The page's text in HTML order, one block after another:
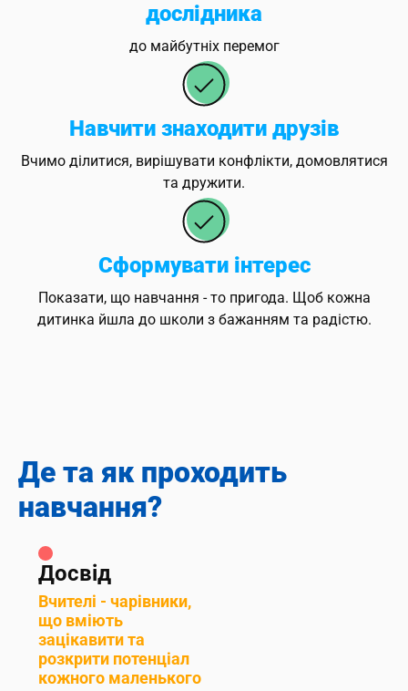
дослідника
до майбутніх перемог
Навчити знаходити друзів
Вчимо ділитися, вирішувати конфлікти, домовлятися
та дружити.
Сформувати інтерес
Показати, що навчання - то пригода. Щоб кожна
дитинка йшла до школи з бажанням та радістю.
Де та як проходить
навчання?
Досвід
Вчителі - чарівники,
що вміють
зацікавити та
розкрити потенціал
кожного маленького